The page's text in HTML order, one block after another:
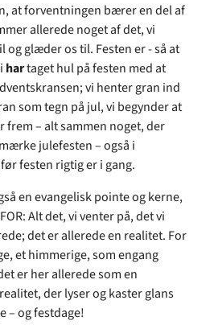
at forventningen bærer en del af
allerede noget af det, vi
og glæder os til. Festen er - så at
hartaget hul på festen med at
vi henter gran ind
som tegn på jul, vi begynder at
frem – alt sammen noget, der
julefesten – også i
festen rigtig er i gang.
en evangelisk pointe og kerne,
Alt det, vi venter på, det vi
det er allerede en realitet. For
et himmerige, som engang
er her allerede som en
der lyser og kaster glans
– og festdage!